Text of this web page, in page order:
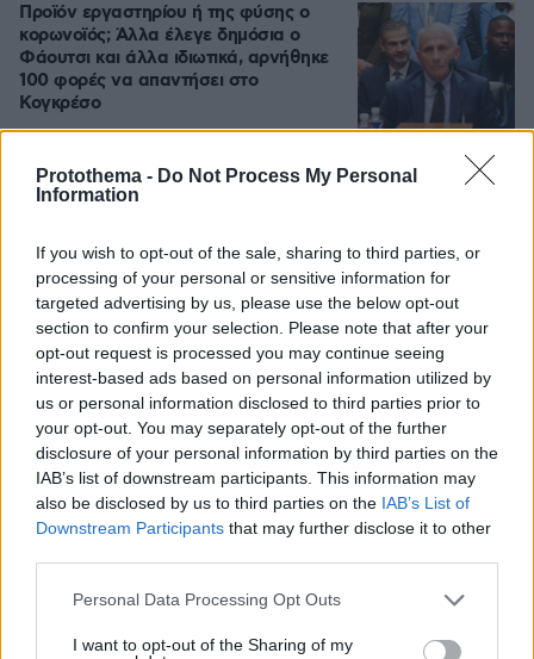
Protothema - Do Not Process My Personal
Information
If you wish to opt-out of the sale, sharing to third parties, or
processing of your personal or sensitive information for
targeted advertising by us, please use the below opt-out
section to confirm your selection. Please note that after your
opt-out request is processed you may continue seeing
interest-based ads based on personal information utilized by
us or personal information disclosed to third parties prior to
your opt-out. You may separately opt-out of the further
disclosure of your personal information by third parties on the
IAB’s list of downstream participants. This information may
also be disclosed by us to third parties on the IAB’s List of
Downstream Participants that may further disclose it to other
Please note that this website/app uses one or more Google
not limited to your visit or usage behaviour. You may click to
Personal Data Processing Opt Outs
I want to opt-out of the Sharing of my
Προϊόν εργαστηρίου ή της φύσης ο
κορωνοϊός; Άλλα έλεγε δημόσια ο
Φάουτσι και άλλα ιδιωτικά, αρνήθηκε
100 φορές να απαντήσει στο
Κογκρέσο
κόμμα της Καρυστιανού,
καταγγέλλουν έλλειψη διαλόγου
06.08.2026, 21:16 51
Games